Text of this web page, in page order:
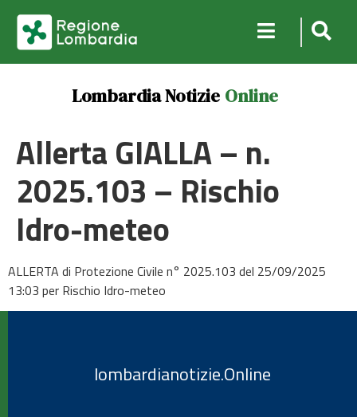
Lombardia Notizie Online
Allerta GIALLA – n.
2025.103 – Rischio
Idro-meteo
ALLERTA di Protezione Civile n° 2025.103 del 25/09/2025
13:03 per Rischio Idro-meteo
lombardianotizie.Online